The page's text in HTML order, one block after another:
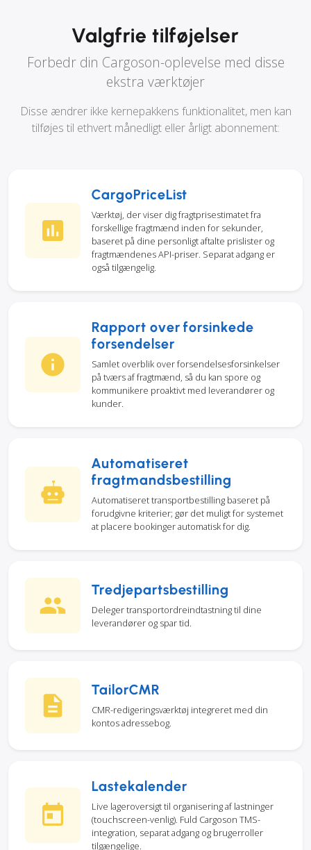
Valgfrie tilføjelser
Forbedr din Cargoson-oplevelse med disse
ekstra værktøjer
Disse ændrer ikke kernepakkens funktionalitet, men kan
tilføjes til ethvert månedligt eller årligt abonnement:
CargoPriceList
Værktøj, der viser dig fragtprisestimatet fra
forskellige fragtmænd inden for sekunder,
baseret på dine personligt aftalte prislister og
fragtmændenes API-priser. Separat adgang er
også tilgængelig.
Rapport over forsinkede
forsendelser
Samlet overblik over forsendelsesforsinkelser
på tværs af fragtmænd, så du kan spore og
kommunikere proaktivt med leverandører og
kunder.
Automatiseret
fragtmandsbestilling
Automatiseret transportbestilling baseret på
forudgivne kriterier; gør det muligt for systemet
at placere bookinger automatisk for dig.
Tredjepartsbestilling
Deleger transportordreindtastning til dine
leverandører og spar tid.
TailorCMR
CMR-redigeringsværktøj integreret med din
kontos adressebog.
Lastekalender
Live lageroversigt til organisering af lastninger
(touchscreen-venlig). Fuld Cargoson TMS-
integration, separat adgang og brugerroller
tilgængelige.